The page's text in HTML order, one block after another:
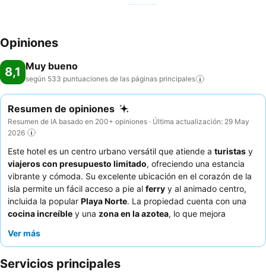
Opiniones
8,1 Muy bueno
según 533 puntuaciones de las páginas principales
Resumen de opiniones
Resumen de IA basado en 200+ opiniones · Última actualización: 29 May
2026
Este hotel es un centro urbano versátil que atiende a turistas y
viajeros con presupuesto limitado, ofreciendo una estancia
vibrante y cómoda. Su excelente ubicación en el corazón de la
isla permite un fácil acceso a pie al ferry y al animado centro,
incluida la popular Playa Norte. La propiedad cuenta con una
cocina increíble y una zona en la azotea, lo que mejora
huéspedes. El personal, atento y amable, recibe
Para aquellos que buscan una recomendación específica, las
Ver más
Servicios principales